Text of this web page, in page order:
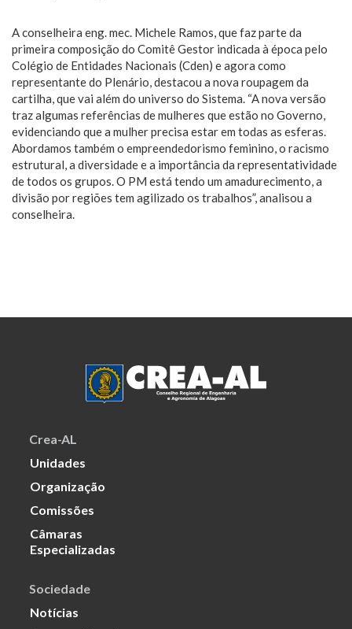
A conselheira eng. mec. Michele Ramos, que faz parte da
primeira composição do Comitê Gestor indicada à época pelo
Colégio de Entidades Nacionais (Cden) e agora como
representante do Plenário, destacou a nova roupagem da
cartilha, que vai além do universo do Sistema. “A nova versão
traz algumas referências de mulheres que estão no Governo,
evidenciando que a mulher precisa estar em todas as esferas.
Abordamos também o empreendedorismo feminino, o racismo
estrutural, a diversidade e a importância da representatividade
de todos os grupos. O PM está tendo um amadurecimento, a
divisão por regiões tem agilizado os trabalhos”, analisou a
conselheira.
Crea-AL
Unidades
Organização
Comissões
Câmaras
Especializadas
Sociedade
Notícias